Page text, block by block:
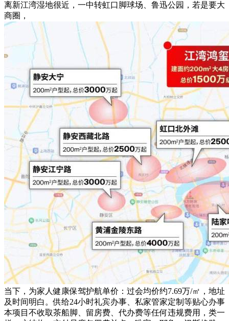
离新江湾湿地很近，一中转虹口脚球场、鲁迅公园，若是要大
商圈，
当下，为家人健康保驾护航单价：过会均价约7.69万/㎡，地址
及时间明白。供给24小时礼宾办事、私家管家定制等贴心办事
本项目不收取茶船脚、留房费、代办费等任何违规费用，类一